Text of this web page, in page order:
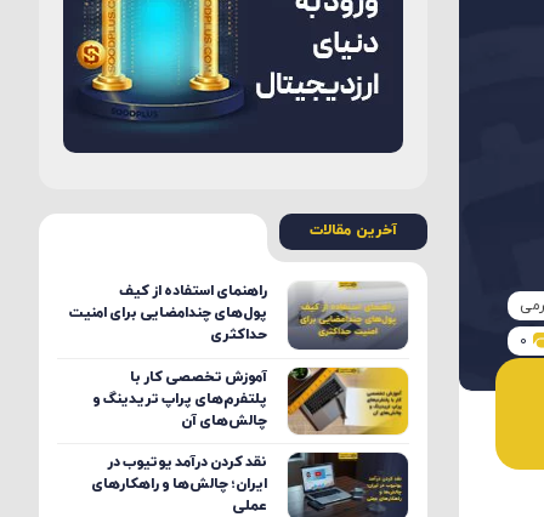
0
آخرین مقالات
راهنمای استفاده از کیف
پول‌های چندامضایی برای امنیت
حداکثری
آموزش تخصصی کار با
پلتفرم‌های پراپ تریدینگ و
چالش‌های آن
نقد کردن درآمد یوتیوب در
ایران؛ چالش‌ها و راهکارهای
عملی